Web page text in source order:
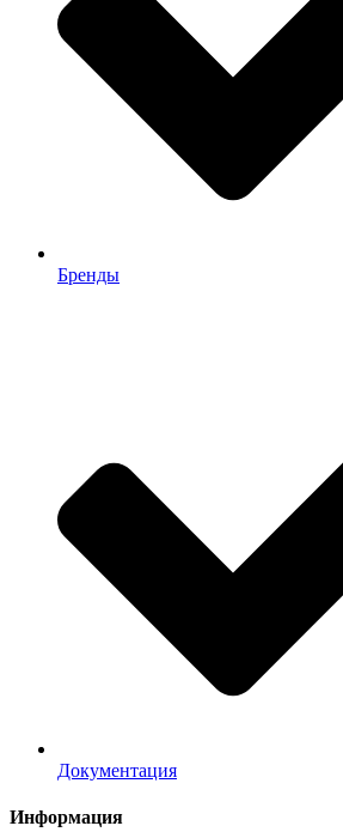
Бренды
Документация
Информация